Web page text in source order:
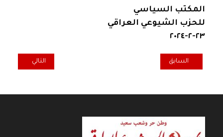
المكتب السياسي
للحزب الشيوعي العراقي
٢٣-٢-٢٠٢٤
المقال السابق: رائد فهمي يهنيء بعيد المعلم
السابق المقال التالي:
التالي